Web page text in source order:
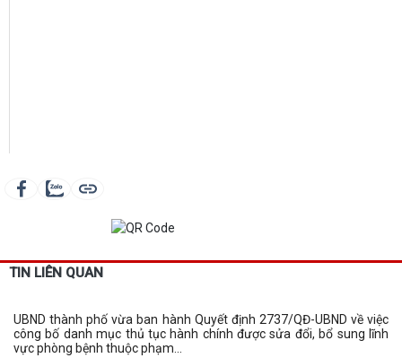
TIN LIÊN QUAN
UBND thành phố vừa ban hành Quyết định 2737/QĐ-UBND về việc
công bố danh mục thủ tục hành chính được sửa đổi, bổ sung lĩnh
vực phòng bệnh thuộc phạm...